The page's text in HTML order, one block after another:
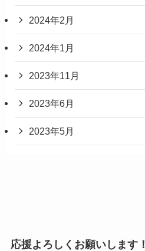
2024年2月
2024年1月
2023年11月
2023年6月
2023年5月
応援よろしくお願いします！